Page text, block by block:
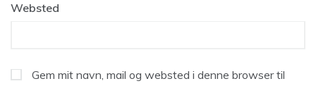
Websted
Gem mit navn, mail og websted i denne browser til